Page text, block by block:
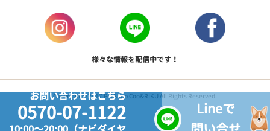
お問い合わせはこちら
0570-07-1122
Lineで
様々な情報を配信中です！
Copyright © 2017 PetShop Coo&RIKU All Rights Reserved.